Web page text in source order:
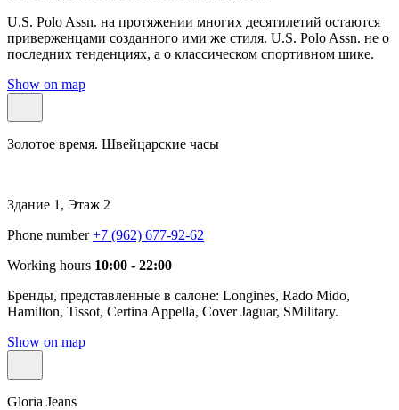
U.S. Polo Assn. на протяжении многих десятилетий остаются
приверженцами созданного ими же стиля. U.S. Polo Assn. не о
последних тенденциях, а о классическом спортивном шике.
Show on map
Золотое время. Швейцарские часы
Здание 1, Этаж 2
Phone number+7 (962) 677-92-62
Working hours 10:00 - 22:00
Бренды, представленные в салоне: Longines, Rado Mido,
Hamilton, Tissot, Certina Appella, Cover Jaguar, SMilitary.
Show on map
Gloria Jeans